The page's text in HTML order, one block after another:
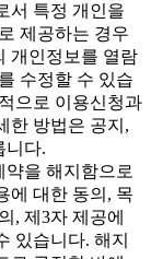
서 특정 개인을
제공하는 경우
개인정보를 열람
수정할 수 있습
으로 이용신청과
한 방법은 공지,
니다.
을 해지함으로
에 대한 동의, 목
, 제3자 제공에
있습니다. 해지